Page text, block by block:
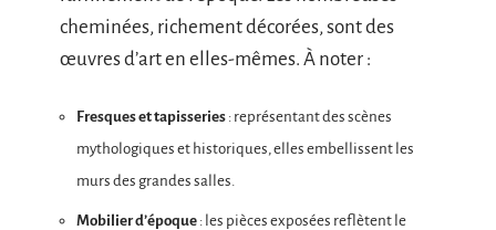
cheminées, richement décorées, sont des
œuvres d’art en elles-mêmes. À noter :
Fresques et tapisseries : représentant des scènes
mythologiques et historiques, elles embellissent les
murs des grandes salles.
Mobilier d’époque : les pièces exposées reflètent le